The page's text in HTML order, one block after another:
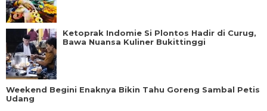
Ketoprak Indomie Si Plontos Hadir di Curug,
Bawa Nuansa Kuliner Bukittinggi
Weekend Begini Enaknya Bikin Tahu Goreng Sambal Petis
Udang